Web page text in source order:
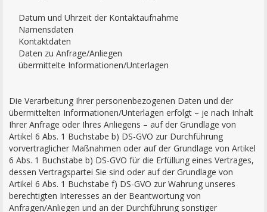
Datum und Uhrzeit der Kontaktaufnahme
Namensdaten
Kontaktdaten
Daten zu Anfrage/Anliegen
übermittelte Informationen/Unterlagen
Die Verarbeitung Ihrer personenbezogenen Daten und der
übermittelten Informationen/Unterlagen erfolgt – je nach Inhalt
Ihrer Anfrage oder Ihres Anliegens – auf der Grundlage von
Artikel 6 Abs. 1 Buchstabe b) DS-GVO zur Durchführung
vorvertraglicher Maßnahmen oder auf der Grundlage von Artikel
6 Abs. 1 Buchstabe b) DS-GVO für die Erfüllung eines Vertrages,
dessen Vertragspartei Sie sind oder auf der Grundlage von
Artikel 6 Abs. 1 Buchstabe f) DS-GVO zur Wahrung unseres
berechtigten Interesses an der Beantwortung von
Anfragen/Anliegen und an der Durchführung sonstiger